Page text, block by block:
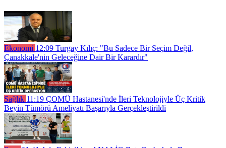
Ekonomi 12:09 Turgay Kılıç: "Bu Sadece Bir Seçim Değil,
Çanakkale'nin Geleceğine Dair Bir Karardır"
Sağlık 11:19 ÇOMÜ Hastanesi'nde İleri Teknolojiyle Üç Kritik
Beyin Tümörü Ameliyatı Başarıyla Gerçekleştirildi